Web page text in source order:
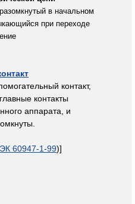
в начальном
при переходе
контакт,
контакты
аппарата, и
60947-1-99)]